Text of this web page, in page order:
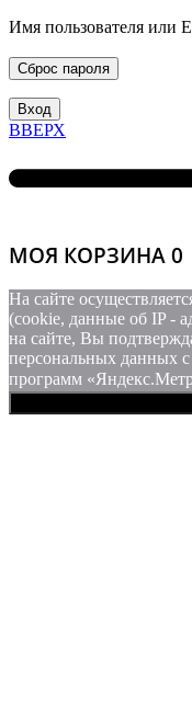
Имя пользователя или
Сброс пароля
Вход
ВВЕРХ
МОЯ КОРЗИНА 0
На сайте
(cookie, данные об IP -
на сайте, Вы
персональных данных
программ